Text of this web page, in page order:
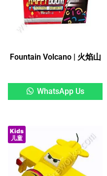
Fountain Volcano | 火焰山
WhatsApp Us
Kids
儿童